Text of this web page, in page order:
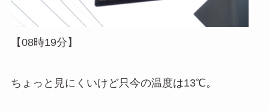
【08時19分】
ちょっと見にくいけど只今の温度は13℃。